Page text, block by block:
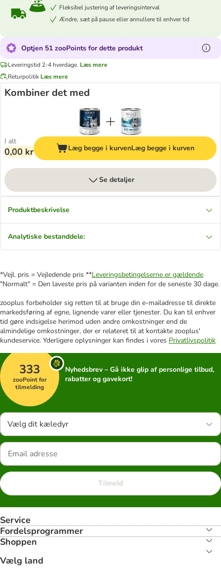
Fleksibel justering af leveringsinterval
Ændre, sæt på pause eller annullere til enhver tid
Optjen 51 zooPoints for dette produkt
Leveringstid 2-4 hverdage. Læs mere
Returpolitik Læs mere
Kombiner det med
I alt
0,00 kr Læg begge i kurvenLæg begge i kurven
Se detaljer
Produktbeskrivelse
Analytiske bestanddele:
*Vejl. pris = Vejledende pris **Leveringsbetingelserne er gældende
"Normalt" = Den laveste pris på varianten inden for de seneste 30 dage.
zooplus forbeholder sig retten til at bruge din e-mailadresse til direkte
markedsføring af egne, lignende varer eller tjenester. Du kan til enhver
tid gøre indsigelse herimod uden andre omkostninger end de
almindelige omkostninger, der er relateret til at kontakte zooplus'
kundeservice. Yderligere oplysninger kan findes i vores Privatlivspolitik
333
zooPoint for
tilmelding
Nyhedsbrev – Gå ikke glip af personlige tilbud,
rabatter og gavekort!
Vælg dit kæledyr
Tilmeld
Service
Fordelsprogrammer
Shoppen
Vælg land